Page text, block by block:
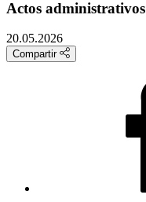
Actos administrativos
20.05.2026
Compartir